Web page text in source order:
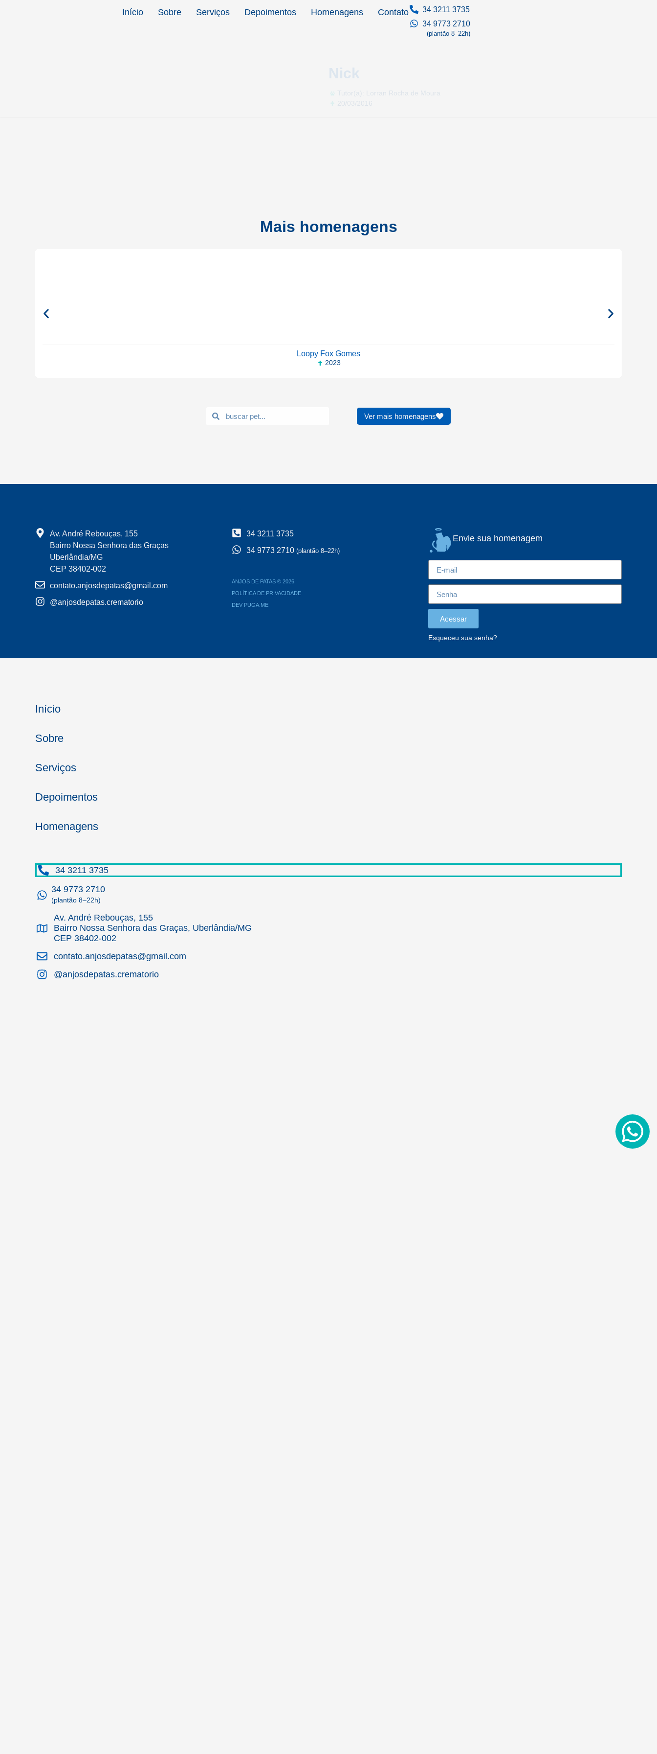
Início Sobre Serviços Depoimentos Homenagens Contato
34 3211 3735
34 9773 2710
(plantão 8–22h)
Nick
Tutor(a): Lorran Rocha de Moura
20/03/2016
Mais homenagens
Loopy Fox Gomes
2023
Ver mais homenagens
Av. André Rebouças, 155
Bairro Nossa Senhora das Graças
Uberlândia/MG
CEP 38402-002
contato.anjosdepatas@gmail.com
@anjosdepatas.crematorio
34 3211 3735
34 9773 2710 (plantão 8–22h)
ANJOS DE PATAS © 2026
POLÍTICA DE PRIVACIDADE
DEV PUGA.ME
Envie sua homenagem
Acessar
Esqueceu sua senha?
Início
Sobre
Serviços
Depoimentos
Homenagens
34 3211 3735
34 9773 2710
(plantão 8–22h)
Av. André Rebouças, 155
Bairro Nossa Senhora das Graças, Uberlândia/MG
CEP 38402-002
contato.anjosdepatas@gmail.com
@anjosdepatas.crematorio